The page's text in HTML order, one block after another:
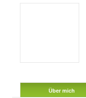
Über mich